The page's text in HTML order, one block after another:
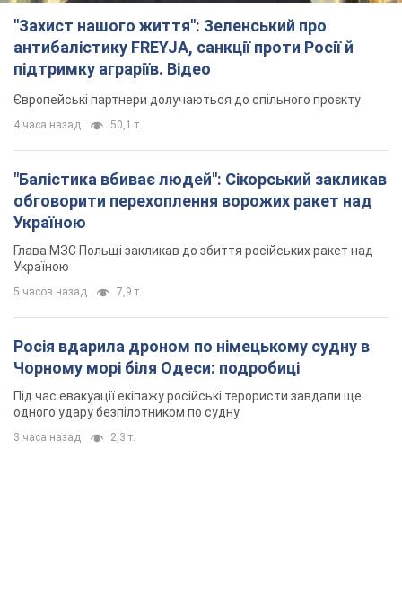
Глава МЗС Польщі закликав до збиття російських ракет над
Україною
7,9 т.
Чорному морі біля Одеси: подробиці
одного удару безпілотником по судну
3 часа назад 2,3 т.